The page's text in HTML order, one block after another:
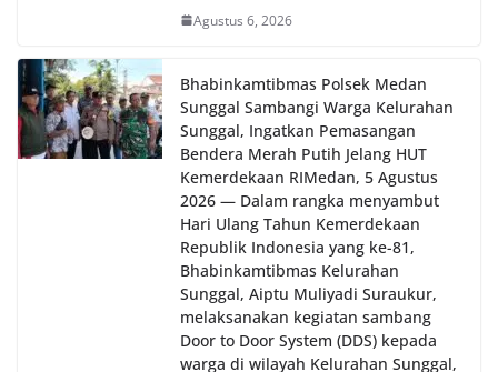
Agustus 6, 2026
Bhabinkamtibmas Polsek Medan
Sunggal Sambangi Warga Kelurahan
Sunggal, Ingatkan Pemasangan
Bendera Merah Putih Jelang HUT
Kemerdekaan RI‎‎Medan, 5 Agustus
2026 — Dalam rangka menyambut
Hari Ulang Tahun Kemerdekaan
Republik Indonesia yang ke-81,
Bhabinkamtibmas Kelurahan
Sunggal, Aiptu Muliyadi Suraukur,
melaksanakan kegiatan sambang
Door to Door System (DDS) kepada
warga di wilayah Kelurahan Sunggal,